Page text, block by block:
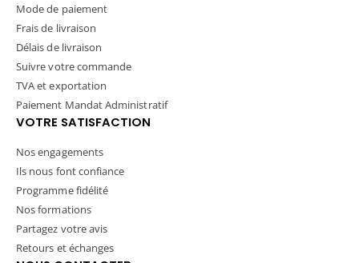
Mode de paiement
Frais de livraison
Délais de livraison
Suivre votre commande
TVA et exportation
Paiement Mandat Administratif
VOTRE SATISFACTION
Nos engagements
Ils nous font confiance
Programme fidélité
Nos formations
Partagez votre avis
Retours et échanges